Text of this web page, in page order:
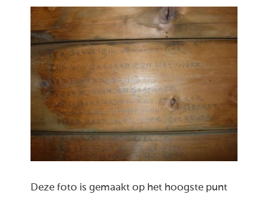
Deze foto is gemaakt op het hoogste punt